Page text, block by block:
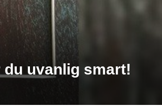
du uvanlig smart!